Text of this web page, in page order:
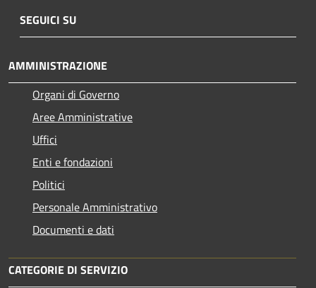
SEGUICI SU
AMMINISTRAZIONE
Organi di Governo
Aree Amministrative
Uffici
Enti e fondazioni
Politici
Personale Amministrativo
Documenti e dati
CATEGORIE DI SERVIZIO